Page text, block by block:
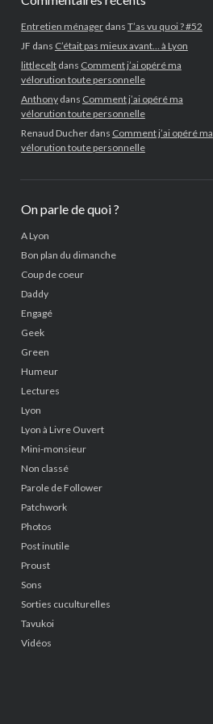
Entretien ménagerdans T’as vu quoi ? #52
JF dans C’était pas mieux avant… à Lyon
littleceltdans Comment j’ai opéré ma
vélorution toute personnelle
Anthonydans Comment j’ai opéré ma
vélorution toute personnelle
Renaud Ducherdans Comment j’ai opéré ma
vélorution toute personnelle
On parle de quoi ?
A Lyon
Bon plan du dimanche
Coup de coeur
Daddy
Engagé
Geek
Green
Humeur
Lectures
Lyon
Lyon à Livre Ouvert
Mini-monsieur
Non classé
Parole de Follower
Patchwork
Photos
Post inutile
Proust
Sons
Sorties cuculturelles
Tavukoi
Vidéos